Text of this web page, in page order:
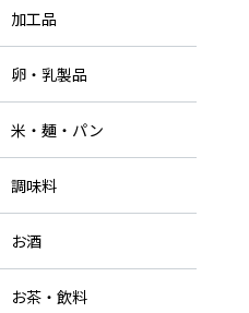
加工品
卵・乳製品
米・麺・パン
調味料
お酒
お茶・飲料